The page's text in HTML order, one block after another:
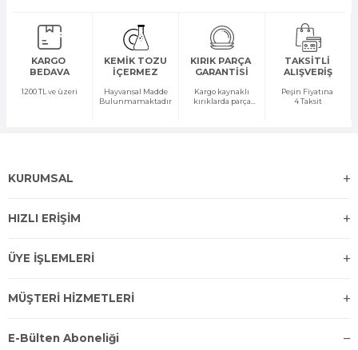
KARGO
BEDAVA
1200 TL ve üzeri
KEMİK TOZU
İÇERMEZ
Hayvansal Madde
Bulunmamaktadır
KIRIK PARÇA
GARANTİSİ
Kargo kaynaklı
kırıklarda parça
TAKSİTLİ
ALIŞVERİŞ
Peşin Fiyatına
4 Taksit
KURUMSAL
HIZLI ERİŞİM
ÜYE İŞLEMLERİ
MÜŞTERİ HİZMETLERİ
E-Bülten Aboneliği